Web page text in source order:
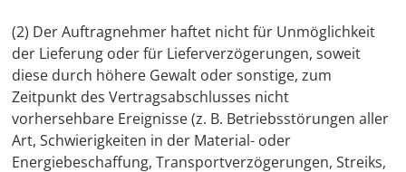
(2) Der Auftragnehmer haftet nicht für Unmöglichkeit
der Lieferung oder für Lieferverzögerungen, soweit
diese durch höhere Gewalt oder sonstige, zum
Zeitpunkt des Vertragsabschlusses nicht
vorhersehbare Ereignisse (z. B. Betriebsstörungen aller
Art, Schwierigkeiten in der Material- oder
Energiebeschaffung, Transportverzögerungen, Streiks,